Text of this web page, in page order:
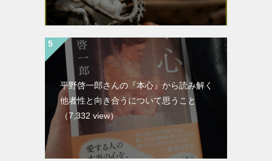
平野啓一郎さんの『本心』から読み解く
他者性と向き合うについて思うこと
（7,332 view）